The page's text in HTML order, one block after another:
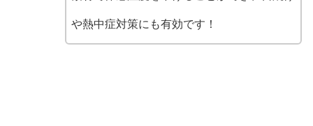
や熱中症対策にも有効です！